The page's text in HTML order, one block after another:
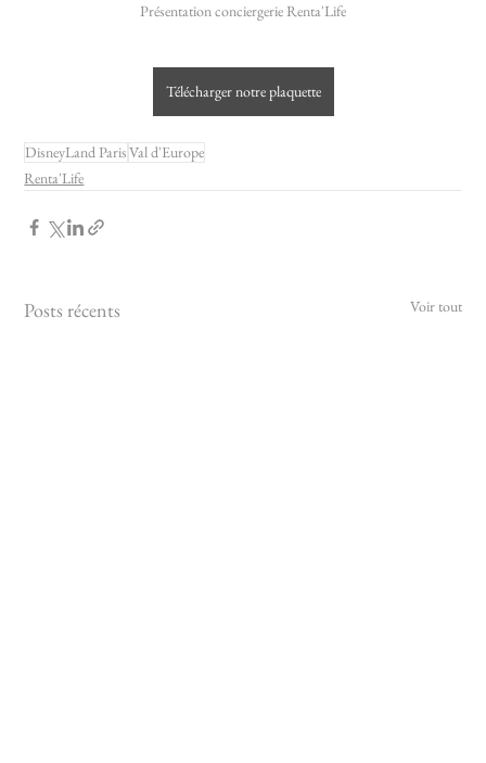
Présentation conciergerie Renta'Life
Télécharger notre plaquette
DisneyLand ParisVal d'Europe
Renta'Life
Posts récents Voir tout